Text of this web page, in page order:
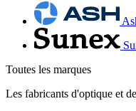
Toutes les marques
Les fabricants d'optique et